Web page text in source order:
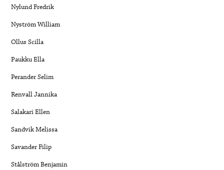
Nylund Fredrik
Nyström William
Ollus Scilla
Paukku Ella
Perander Selim
Renvall Jannika
Salakari Ellen
Sandvik Melissa
Savander Filip
Stålström Benjamin